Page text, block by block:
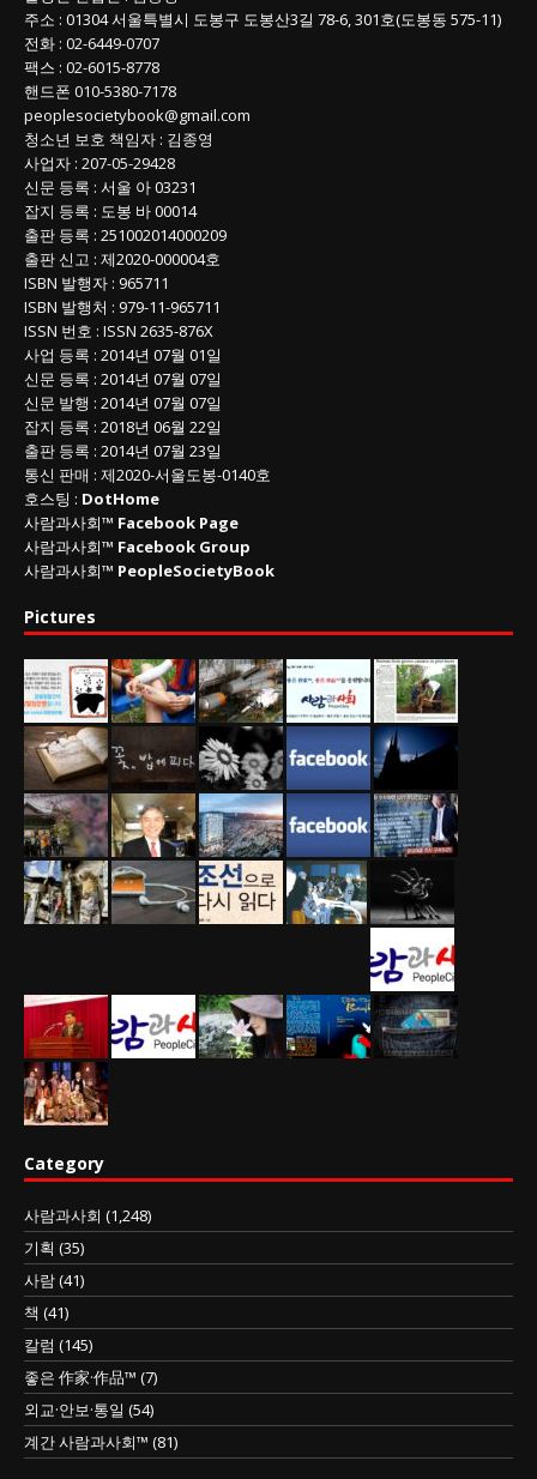
주소 : 01304서울특별시 도봉구 도봉산3길 78-6, 301호(도봉동 575-11)
전화 : 02-6449-0707
팩스 : 02-6015-8778
핸드폰 010-5380-7178
peoplesocietybook@gmail.com
청소년 보호 책임자 : 김종영
사업자 : 207-05-29428
신문 등록 : 서울 아 03231
잡지 등록 : 도봉 바 00014
출판 등록 : 251002014000209
출판 신고 : 제2020-000004호
ISBN 발행자 : 965711
ISBN 발행처 : 979-11-965711
ISSN 번호 : ISSN 2635-876X
사업 등록 : 2014년 07월 01일
신문 등록 : 2014년 07월 07일
신문 발행 : 2014년 07월 07일
잡지 등록 : 2018년 06월 22일
출판 등록 : 2014년 07월 23일
통신 판매 : 제2020-서울도봉-0140호
호스팅 : DotHome
사람과사회™ Facebook Page
사람과사회™ Facebook Group
사람과사회™ PeopleSocietyBook
Pictures
Category
사람과사회 (1,248)
기획 (35)
사람(41)
책 (41)
칼럼 (145)
좋은 作家·作品™ (7)
외교·안보·통일 (54)
계간 사람과사회™ (81)